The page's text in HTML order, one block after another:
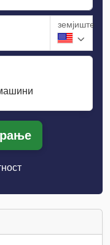
земјиште